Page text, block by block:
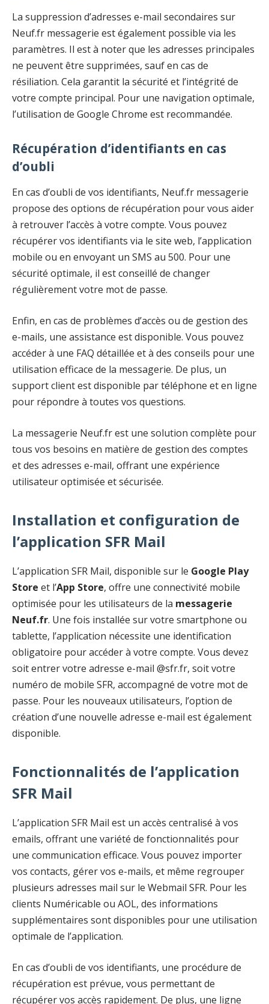
La suppression d’adresses e-mail secondaires sur
Neuf.fr messagerie est également possible via les
paramètres. Il est à noter que les adresses principales
ne peuvent être supprimées, sauf en cas de
résiliation. Cela garantit la sécurité et l’intégrité de
votre compte principal. Pour une navigation optimale,
l’utilisation de Google Chrome est recommandée.
Récupération d’identifiants en cas
d’oubli
En cas d’oubli de vos identifiants, Neuf.fr messagerie
propose des options de récupération pour vous aider
à retrouver l’accès à votre compte. Vous pouvez
récupérer vos identifiants via le site web, l’application
mobile ou en envoyant un SMS au 500. Pour une
sécurité optimale, il est conseillé de changer
régulièrement votre mot de passe.
Enfin, en cas de problèmes d’accès ou de gestion des
e-mails, une assistance est disponible. Vous pouvez
accéder à une FAQ détaillée et à des conseils pour une
utilisation efficace de la messagerie. De plus, un
support client est disponible par téléphone et en ligne
pour répondre à toutes vos questions.
La messagerie Neuf.fr est une solution complète pour
tous vos besoins en matière de gestion des comptes
et des adresses e-mail, offrant une expérience
utilisateur optimisée et sécurisée.
Installation et configuration de
l’application SFR Mail
L’application SFR Mail, disponible sur le Google Play
Store et l’App Store, offre une connectivité mobile
optimisée pour les utilisateurs de la messagerie
Neuf.fr. Une fois installée sur votre smartphone ou
tablette, l’application nécessite une identification
obligatoire pour accéder à votre compte. Vous devez
soit entrer votre adresse e-mail @sfr.fr, soit votre
numéro de mobile SFR, accompagné de votre mot de
passe. Pour les nouveaux utilisateurs, l’option de
création d’une nouvelle adresse e-mail est également
disponible.
Fonctionnalités de l’application
SFR Mail
L’application SFR Mail est un accès centralisé à vos
emails, offrant une variété de fonctionnalités pour
une communication efficace. Vous pouvez importer
vos contacts, gérer vos e-mails, et même regrouper
plusieurs adresses mail sur le Webmail SFR. Pour les
clients Numéricable ou AOL, des informations
supplémentaires sont disponibles pour une utilisation
optimale de l’application.
En cas d’oubli de vos identifiants, une procédure de
récupération est prévue, vous permettant de
récupérer vos accès rapidement. De plus, une ligne